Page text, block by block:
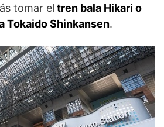
tomar el tren bala Hikari o
Tokaido Shinkansen.